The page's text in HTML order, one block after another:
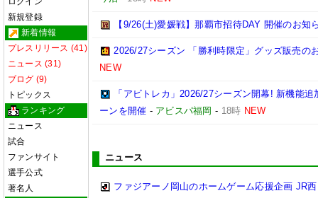
新規登録
新着情報
プレスリリース (41)
ニュース (31)
ブログ (9)
トピックス
ランキング
ニュース
試合
ファンサイト
選手公式
著名人
【9/26(土)愛媛戦】那覇市招待DAY 開催のお知
2026/27シーズン 「勝利時限定」グッズ販売の
NEW
「アビトレカ」2026/27シーズン開幕! 新機能
ーンを開催 - アビスパ福岡 - 18時 NEW
ニュース
ファジアーノ岡山のホームゲーム応援企画 JR